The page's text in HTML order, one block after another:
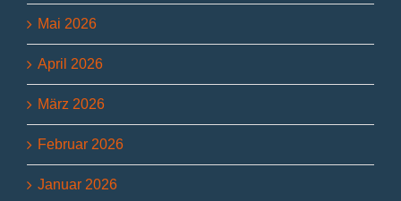
Mai 2026
April 2026
März 2026
Februar 2026
Januar 2026